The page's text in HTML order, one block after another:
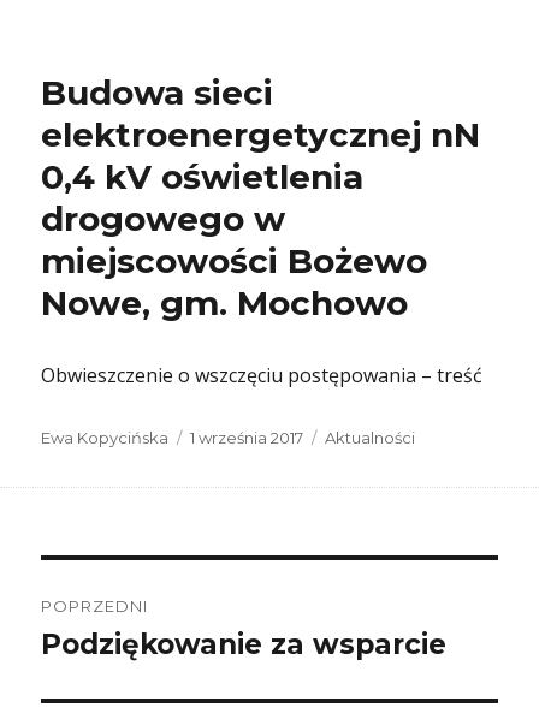
Budowa sieci
elektroenergetycznej nN
0,4 kV oświetlenia
drogowego w
miejscowości Bożewo
Nowe, gm. Mochowo
Obwieszczenie o wszczęciu postępowania – treść
Autor
Ewa Kopycińska
Data
1 września 2017 Kategorie
Aktualności
wpisu
POPRZEDNI
Poprzedni
Podziękowanie za wsparcie